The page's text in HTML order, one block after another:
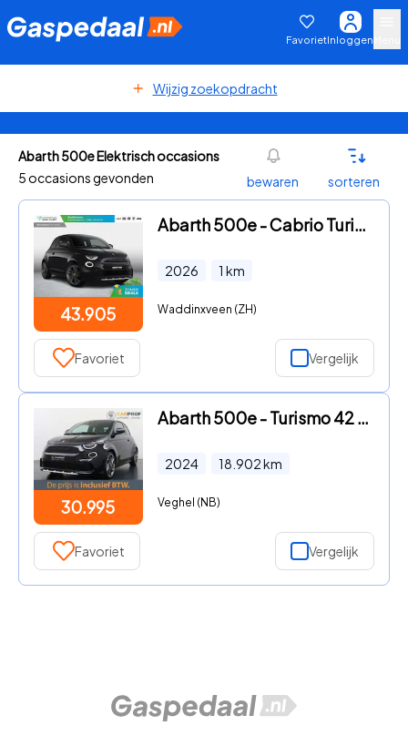
FavorietInloggen
Wijzig zoekopdracht
Abarth 500e Elektrisch occasions
5 occasions gevonden
bewaren sorteren
43.905
Abarth 500e - Cabrio Turismo 42 kWh
2026 1 km
Waddinxveen (ZH)
Favoriet Vergelijk
30.995
Abarth 500e - Turismo 42 kWh Navigatie | Camera | SOH 95% | LMV
2024 18.902km
Veghel (NB)
Favoriet Vergelijk